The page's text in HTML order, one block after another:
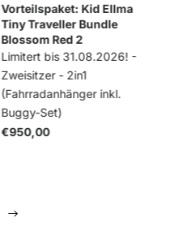
Vorteilspaket: Kid Ellma
Tiny Traveller Bundle
Blossom Red 2
Limitert bis 31.08.2026! -
Zweisitzer - 2in1
(Fahrradanhänger inkl.
Buggy-Set)
€950,00